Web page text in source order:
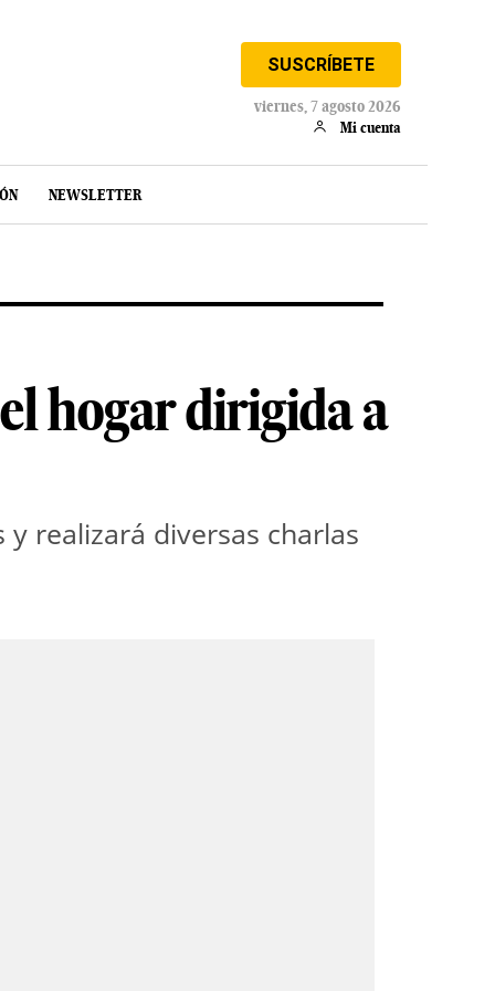
SUSCRÍBETE
viernes, 7 agosto 2026
Mi cuenta
NEWSLETTER
hogar dirigida a
realizará diversas charlas